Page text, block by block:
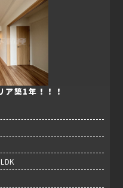
ア築1年！！！